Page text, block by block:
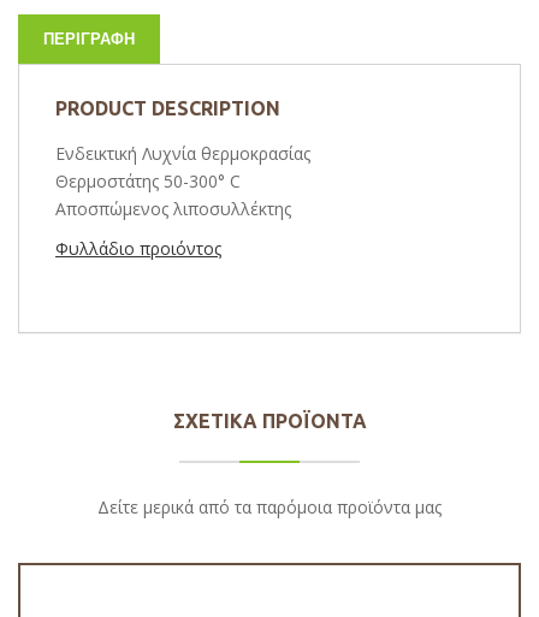
ΠΕΡΙΓΡΑΦΉ
PRODUCT DESCRIPTION
Ενδεικτική Λυχνία θερμοκρασίας
Θερμοστάτης 50-300° C
Αποσπώμενος λιποσυλλέκτης
Φυλλάδιο προιόντος
ΣΧΕΤΙΚΆ ΠΡΟΪΌΝΤΑ
Δείτε μερικά από τα παρόμοια προϊόντα μας